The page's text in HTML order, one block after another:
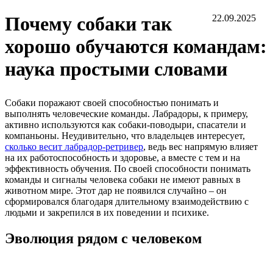
22.09.2025
Почему собаки так
хорошо обучаются командам:
наука простыми словами
Собаки поражают своей способностью понимать и
выполнять человеческие команды. Лабрадоры, к примеру,
активно используются как собаки-поводыри, спасатели и
компаньоны. Неудивительно, что владельцев интересует,
сколько весит лабрадор-ретривер, ведь вес напрямую влияет
на их работоспособность и здоровье, а вместе с тем и на
эффективность обучения. По своей способности понимать
команды и сигналы человека собаки не имеют равных в
животном мире. Этот дар не появился случайно – он
сформировался благодаря длительному взаимодействию с
людьми и закрепился в их поведении и психике.
Эволюция рядом с человеком